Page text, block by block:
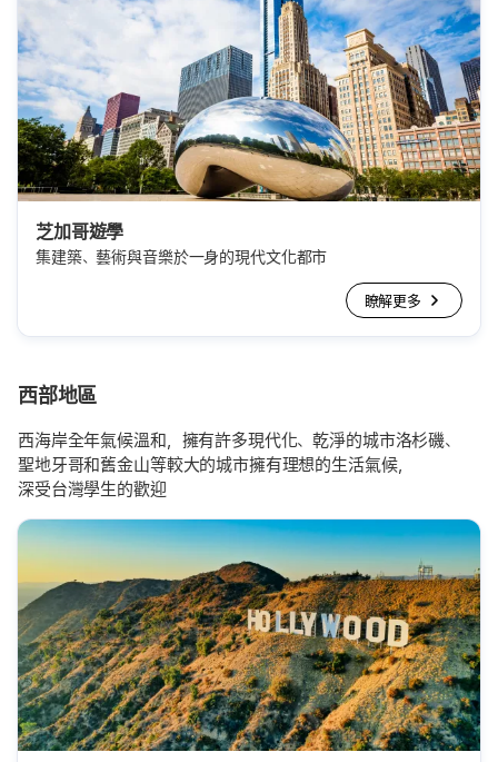
芝加哥遊學
集建築、藝術與音樂於一身的現代文化都市
瞭解更多
西部地區
西海岸全年氣候溫和，擁有許多現代化、乾淨的城市洛杉磯、
聖地牙哥和舊金山等較大的城市擁有理想的生活氣候，
深受台灣學生的歡迎